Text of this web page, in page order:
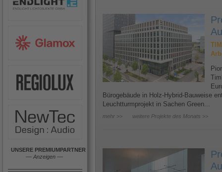
UNSERE PREMIUMPARTNER
–– Anzeigen ––
Bürogebäude in Holz-Hybrid-Bauweise
Leuchtturmprojekt in Sachen Green...
mehr >> weitere Projekte des Monats >>